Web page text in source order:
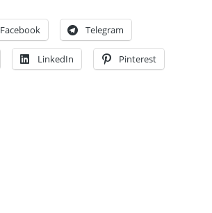
Facebook Telegram
LinkedIn Pinterest